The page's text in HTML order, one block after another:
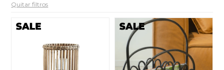
Quitar filtros